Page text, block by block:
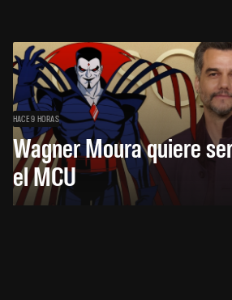
HACE 9 HORAS
Wagner Moura quiere
el MCU